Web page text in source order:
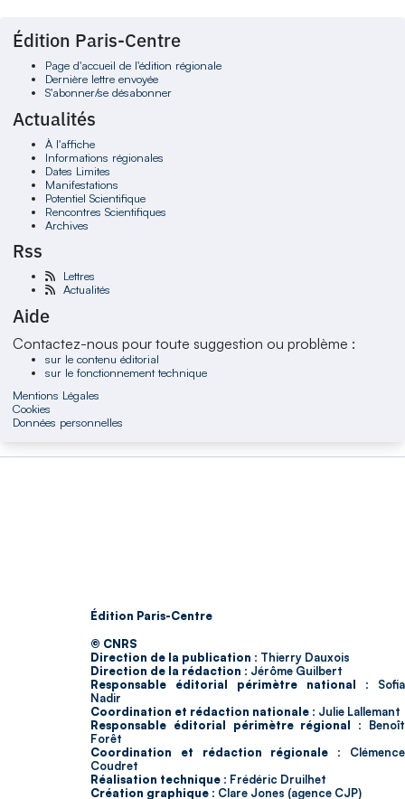
Édition Paris-Centre
Page d'accueil de l'édition régionale
Dernière lettre envoyée
S'abonner/se désabonner
Actualités
À l'affiche
Informations régionales
Dates Limites
Manifestations
Potentiel Scientifique
Rencontres Scientifiques
Archives
Rss
Lettres
Actualités
Aide
Contactez-nous pour toute suggestion ou problème :
sur le contenu éditorial
sur le fonctionnement technique
Mentions Légales
Cookies
Données personnelles
Édition Paris-Centre
© CNRS
Direction de la publication : Thierry Dauxois
Direction de la rédaction : Jérôme Guilbert
Responsable éditorial périmètre national : Sofia
Nadir
Coordination et rédaction nationale : Julie Lallemant
Responsable éditorial périmètre régional : Benoît
Forêt
Coordination et rédaction régionale : Clémence
Coudret
Réalisation technique : Frédéric Druilhet
Création graphique : Clare Jones (agence CJP)